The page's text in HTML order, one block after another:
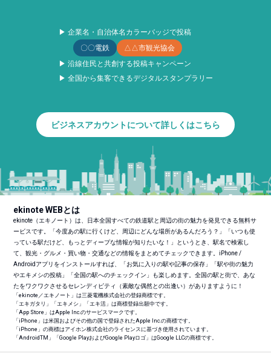
▶ 企業名・自治体名カラーバッジで投稿
〇〇電鉄
△△市観光協会
▶ 沿線住民と共創する投稿キャンペーン
▶ 全国から集客できるデジタルスタンプラリー
ビジネスアカウントについて詳しくはこちら
ekinote WEBとは
ekinote（エキノート）は、日本全国すべての鉄道駅と周辺の街の魅力を発見できる無料サ
ービスです。「今度あの駅に行くけど、周辺にどんな場所があるんだろう？」「いつも使
っている駅だけど、もっとディープな情報が知りたいな！」というとき、駅名で検索し
て、観光・グルメ・買い物・交通などの情報をまとめてチェックできます。iPhone /
Androidアプリをインストールすれば、「お気に入りの駅や記事の保存」「駅や街の魅力
やエキメシの投稿」「全国の駅へのチェックイン」も楽しめます。全国の駅と街で、あな
たをワクワクさせるセレンディピティ（素敵な偶然との出逢い）がありますように！
「ekinote／エキノート」は三菱電機株式会社の登録商標です。
「エキガタリ」「エキメシ」「エキ活」は商標登録出願中です。
「App Store」はApple Inc.のサービスマークです。
「iPhone」は米国およびその他の国で登録されたApple Inc.の商標です。
「iPhone」の商標はアイホン株式会社のライセンスに基づき使用されています。
「AndroidTM 」「Google PlayおよびGoogle Playロゴ」はGoogle LLCの商標です。